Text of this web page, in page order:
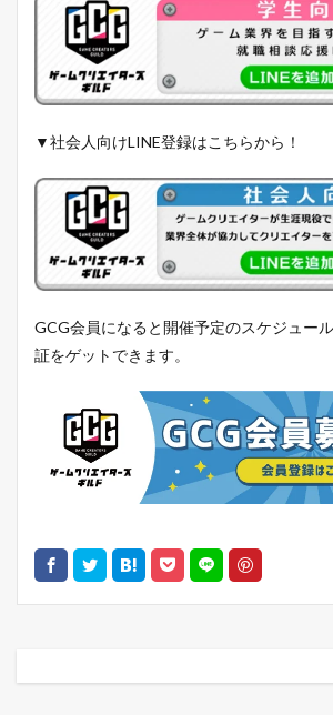
▼社会人向けLINE登録はこちらから！
GCG会員になると開催予定のスケジュー
証をゲットできます。